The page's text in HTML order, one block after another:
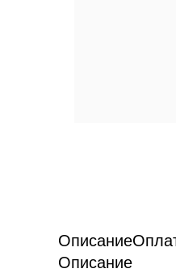
Описание
Описание